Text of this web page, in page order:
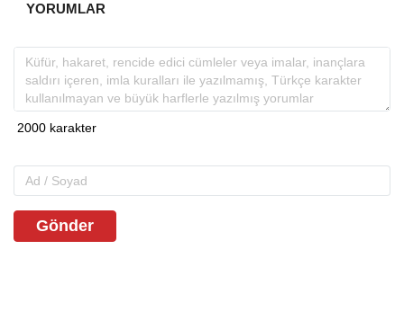
YORUMLAR
Gönder